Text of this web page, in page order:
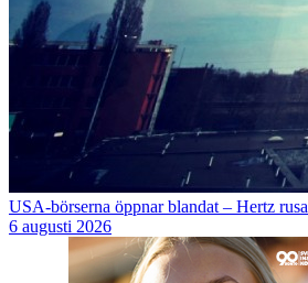
USA-börserna öppnar blandat – Hertz
6 augusti 2026